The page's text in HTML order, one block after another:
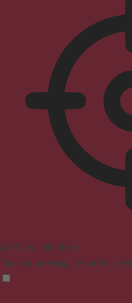
ADHD Friendly Mode
Focused browsing, distraction-free